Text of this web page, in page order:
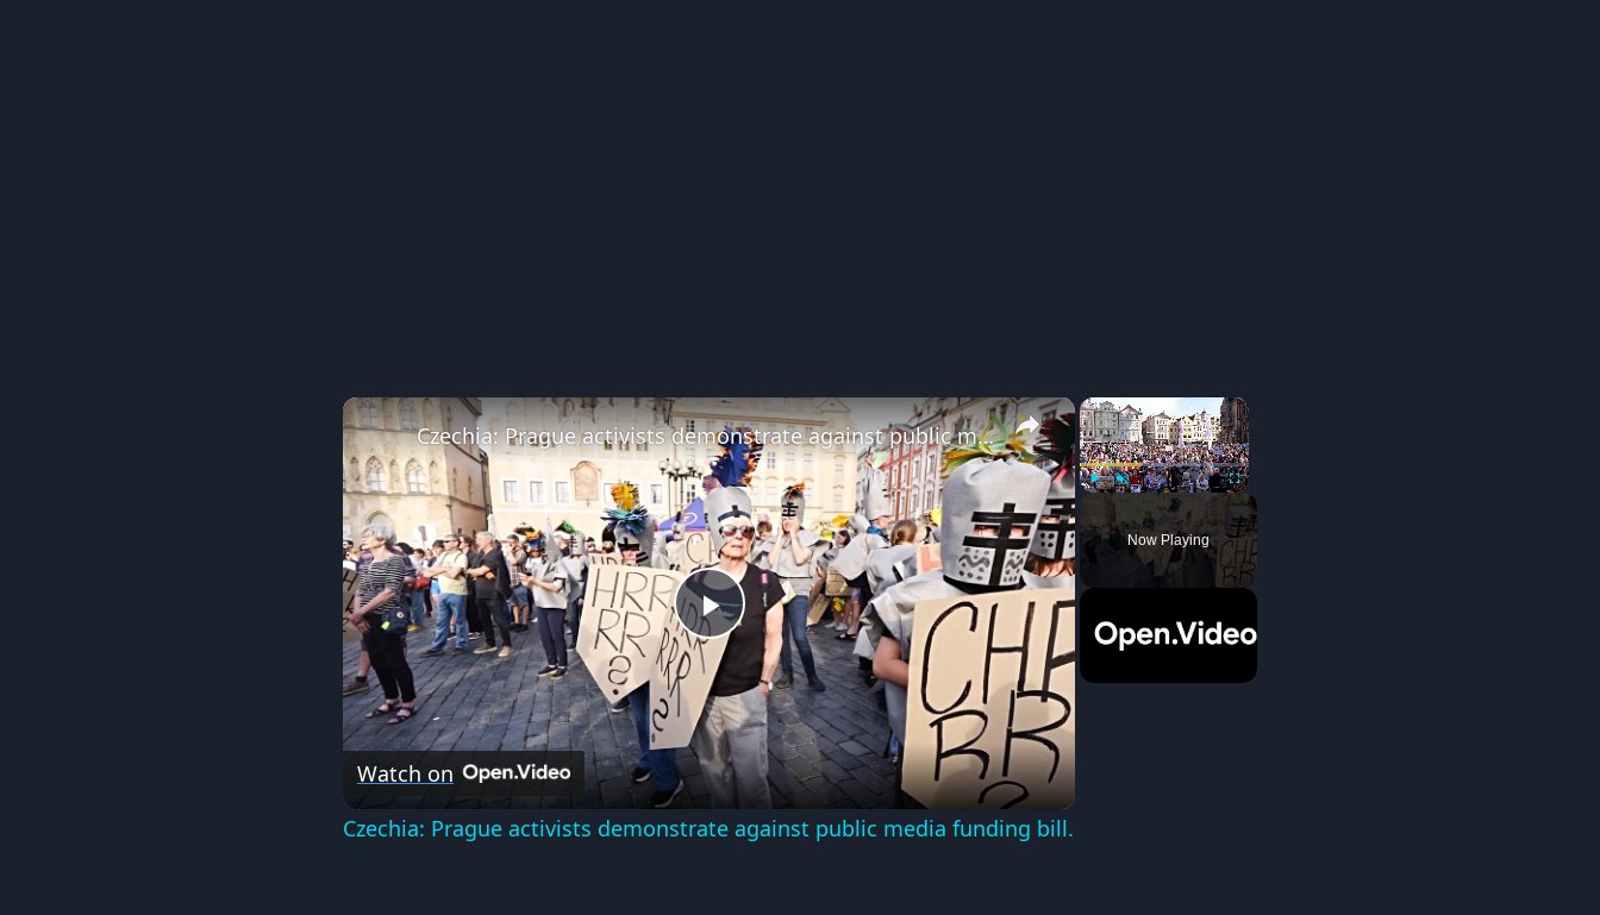
×
Fullscreen
Now Playing
×
Play
Video
Czechia: Prague activists demonstrate against public media funding bill.
Watch on
Czechia: Prague activists demonstrate against public media funding bill.